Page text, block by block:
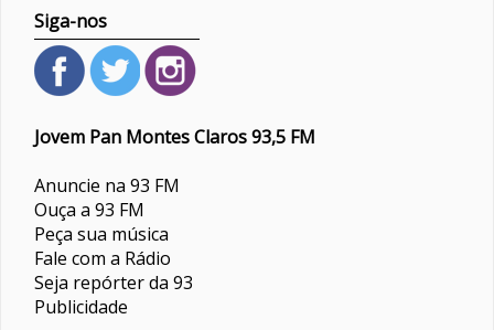
Siga-nos
Jovem Pan Montes Claros 93,5 FM
Anuncie na 93 FM
Ouça a 93 FM
Peça sua música
Fale com a Rádio
Seja repórter da 93
Publicidade